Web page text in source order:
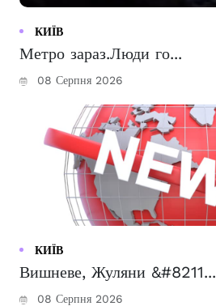
КИЇВ
Метро зараз.Люди го...
08 Серпня 2026
КИЇВ
Вишневе, Жуляни &#8211...
08 Серпня 2026